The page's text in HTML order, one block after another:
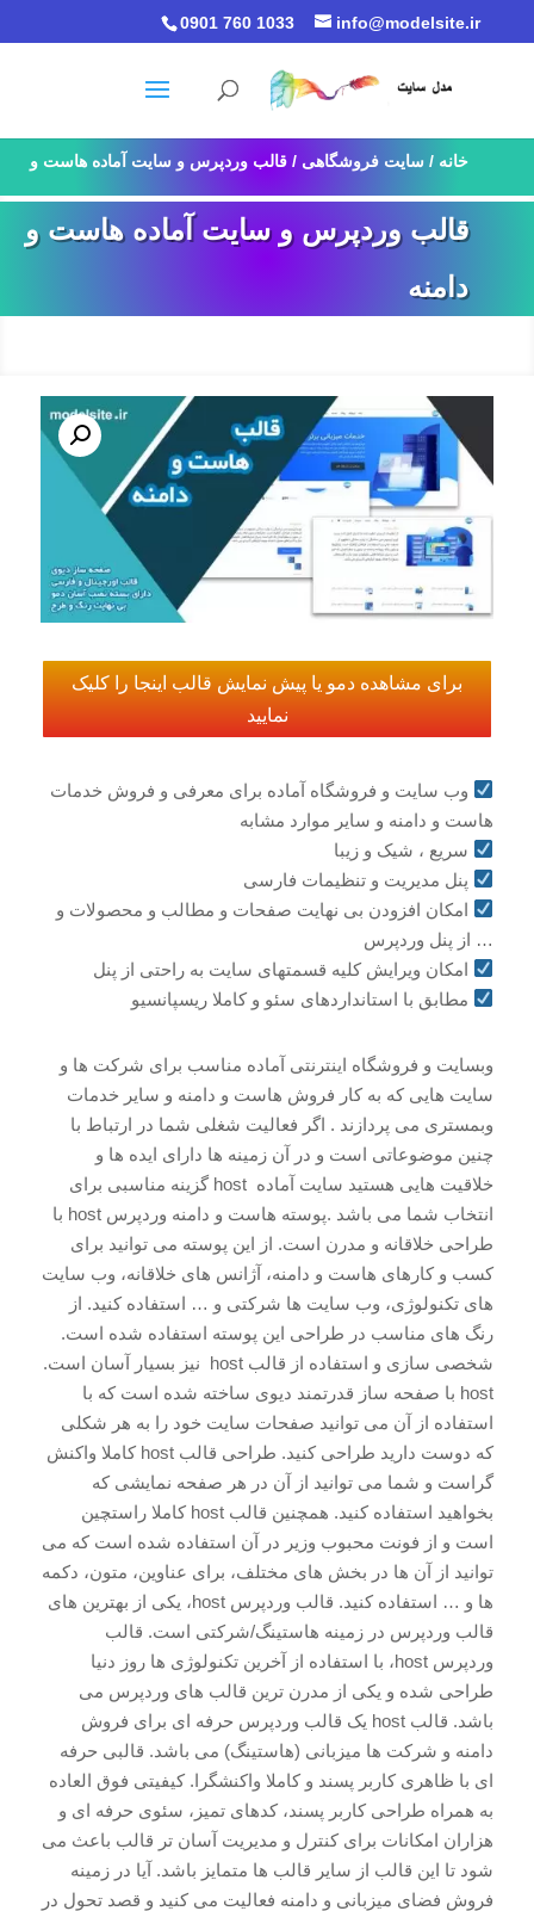
0901 760 1033 info@modelsite.ir
خانه / سایت فروشگاهی / قالب وردپرس و سایت آماده هاست و
قالب وردپرس و سایت آماده هاست و
دامنه
برای مشاهده دمو یا پیش نمایش قالب اینجا را کلیک
نمایید
وب سایت و فروشگاه آماده برای معرفی و فروش خدمات
هاست و دامنه و سایر موارد مشابه
سریع ، شیک و زیبا
پنل مدیریت و تنظیمات فارسی
امکان افزودن بی نهایت صفحات و مطالب و محصولات و
… از پنل وردپرس
امکان ویرایش کلیه قسمتهای سایت به راحتی از پنل
مطابق با استانداردهای سئو و کاملا ریسپانسیو
وبسایت و فروشگاه اینترنتی آماده مناسب برای شرکت ها و
سایت هایی که به کار فروش هاست و دامنه و سایر خدمات
وبمستری می پردازند . اگر فعالیت شغلی شما در ارتباط با
چنین موضوعاتی است و در آن زمینه ها دارای ایده ها و
خلاقیت هایی هستید سایت آماده host گزینه مناسبی برای
انتخاب شما می باشد .پوسته هاست و دامنه وردپرس host با
طراحی خلاقانه و مدرن است. از این پوسته می توانید برای
کسب و کارهای هاست و دامنه، آژانس های خلاقانه، وب سایت
های تکنولوژی، وب سایت ها شرکتی و … استفاده کنید. از
رنگ های مناسب در طراحی این پوسته استفاده شده است.
شخصی سازی و استفاده از قالب host نیز بسیار آسان است.
host با صفحه ساز قدرتمند دیوی ساخته شده است که با
استفاده از آن می توانید صفحات سایت خود را به هر شکلی
که دوست دارید طراحی کنید. طراحی قالب host کاملا واکنش
گراست و شما می توانید از آن در هر صفحه نمایشی که
بخواهید استفاده کنید. همچنین قالب host کاملا راستچین
است و از فونت محبوب وزیر در آن استفاده شده است که می
توانید از آن ها در بخش های مختلف، برای عناوین، متون، دکمه
ها و … استفاده کنید. قالب وردپرس host، یکی از بهترین های
قالب وردپرس در زمینه هاستینگ/شرکتی است. قالب
وردپرس host، با استفاده از آخرین تکنولوژی ها روز دنیا
طراحی شده و یکی از مدرن ترین قالب های وردپرس می
باشد. قالب host یک قالب وردپرس حرفه ای برای فروش
دامنه و شرکت ها میزبانی (هاستینگ) می باشد. قالبی حرفه
ای با ظاهری کاربر پسند و کاملا واکنشگرا. کیفیتی فوق العاده
به همراه طراحی کاربر پسند، کدهای تمیز، سئوی حرفه ای و
هزاران امکانات برای کنترل و مدیریت آسان تر قالب باعث می
شود تا این قالب از سایر قالب ها متمایز باشد. آیا در زمینه
فروش فضای میزبانی و دامنه فعالیت می کنید و قصد تحول در